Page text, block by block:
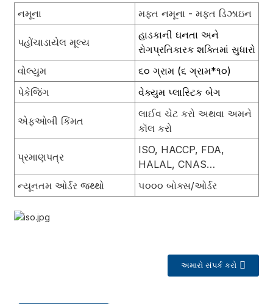
નમૂના મફત નમૂના - મફત ડિઝાઇન
પહોંચાડાયેલ મૂલ્ય
હાડકાની ઘનતા અને
રોગપ્રતિકારક શક્તિમાં સુધારો
વોલ્યુમ
૬૦ ગ્રામ (૬ ગ્રામ*૧૦)
પેકેજિંગ
વેક્યુમ પ્લાસ્ટિક બેગ
એફઓબી કિંમત
લાઈવ ચેટ કરો અથવા અમને
કૉલ કરો
પ્રમાણપત્ર
ISO, HACCP, FDA,
HALAL, CNAS…
ન્યૂનતમ ઓર્ડર જથ્થો
૫૦૦૦ બોક્સ/ઓર્ડર
અમારો સંપર્ક કરો